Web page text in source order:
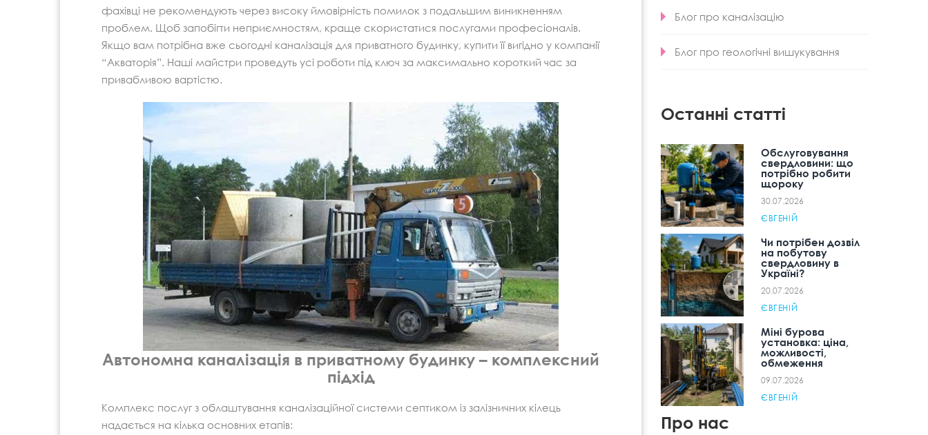
фахівці не рекомендують через високу ймовірність помилок з подальшим виникненням
проблем. Щоб запобігти неприємностям, краще скористатися послугами професіоналів.
Якщо вам потрібна вже сьогодні каналізація для приватного будинку, купити її вигідно у компанії
“Акваторія”. Наші майстри проведуть усі роботи під ключ за максимально короткий час за
привабливою вартістю.
Автономна каналізація в приватному будинку – комплексний
підхід
Комплекс послуг з облаштування каналізаційної системи септиком із залізничних кілець
надається на кілька основних етапів:
Блог про каналізацію
Блог про геологічні вишукування
Останні статті
Обслуговування
свердловини: що
потрібно робити
щороку
30.07.2026
ЄВГЕНІЙ
Чи потрібен дозвіл
на побутову
свердловину в
Україні?
20.07.2026
ЄВГЕНІЙ
Міні бурова
установка: ціна,
можливості,
обмеження
09.07.2026
ЄВГЕНІЙ
Про нас